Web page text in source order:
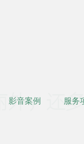
影音案例 服务
，还多